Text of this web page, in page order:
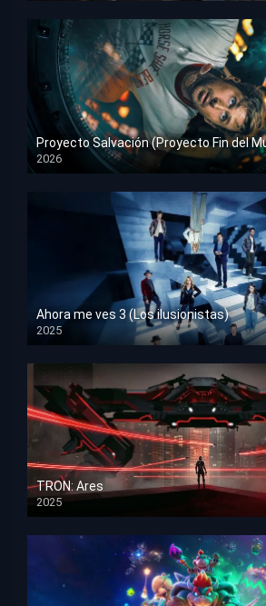
Proyecto Salvación (Proyecto Fin del
2026
HD 1080p
Ahora me ves 3 (Los ilusionistas)
2025
HD 1080p
TRON: Ares
2025
HD 1080p